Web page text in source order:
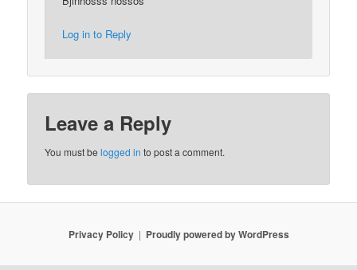
Log in to Reply
Leave a Reply
You must belogged in to post a comment.
Privacy Policy Proudly powered by WordPress